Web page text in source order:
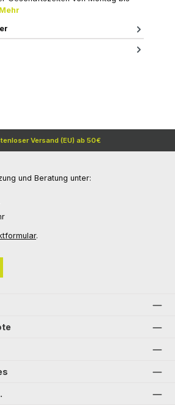
Mehr
Versand (EU) ab 50€
und Beratung unter:
.